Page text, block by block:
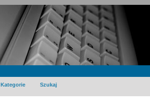
Kategorie Szukaj